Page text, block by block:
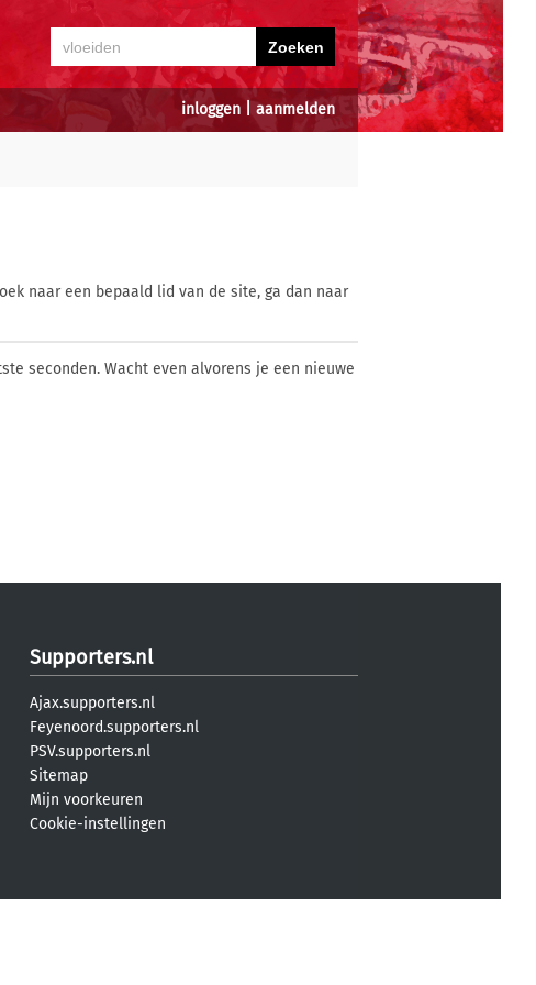
inloggen aanmelden
naar een bepaald lid van de site, ga dan naar
seconden. Wacht even alvorens je een nieuwe
Supporters.nl
Ajax.supporters.nl
Feyenoord.supporters.nl
PSV.supporters.nl
Sitemap
Mijn voorkeuren
Cookie-instellingen